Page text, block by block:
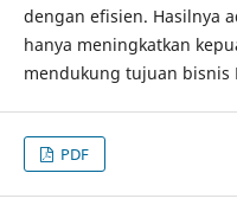
dengan efisien. Hasilnya
hanya meningkatkan
mendukung tujuan bisnis
PDF